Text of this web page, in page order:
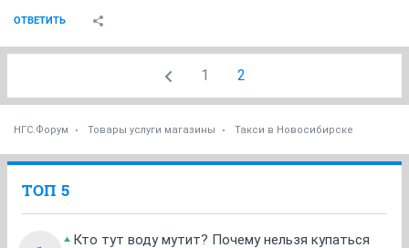
ОТВЕТИТЬ
1 2
НГС.Форум Товары услуги магазины Такси в Новосибирске
ТОП 5
Кто тут воду мутит? Почему нельзя купаться